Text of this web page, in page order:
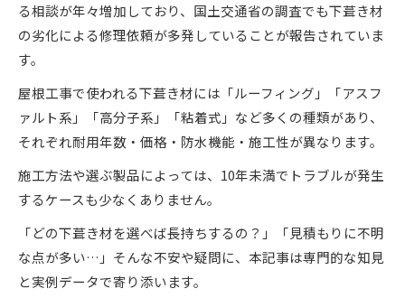
る相談が年々増加しており、国土交通省の調査でも下葺き材
の劣化による修理依頼が多発していることが報告されていま
す。
屋根工事で使われる下葺き材には「ルーフィング」「アスフ
ァルト系」「高分子系」「粘着式」など多くの種類があり、
それぞれ耐用年数・価格・防水機能・施工性が異なります。
施工方法や選ぶ製品によっては、10年未満でトラブルが発生
するケースも少なくありません。
「どの下葺き材を選べば長持ちするの？」「見積もりに不明
な点が多い…」そんな不安や疑問に、本記事は専門的な知見
と実例データで寄り添います。